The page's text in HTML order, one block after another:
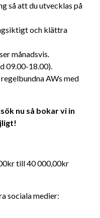
så att du utvecklas på
och klättra
månadsvis.
09.00-18.00).
AWs med
nu så bokar vi in
till 40 000,00kr
sociala medier: